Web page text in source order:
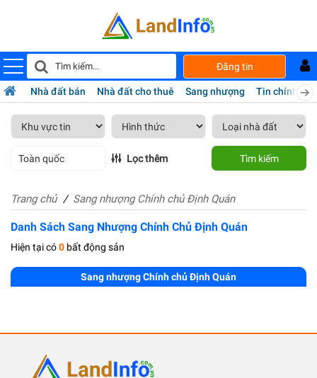
Đăng tin
Nhà đất bán Nhà đất cho thuê Sang nhượng Tin chính chủ
Toàn quốc Lọc thêm Tìm kiếm
Trang chủ Sang nhượng Chính chủ Định Quán
Danh Sách Sang Nhượng Chính Chủ Định Quán
Hiện tại có0 bất động sản
Sang nhượng Chính chủ Định Quán